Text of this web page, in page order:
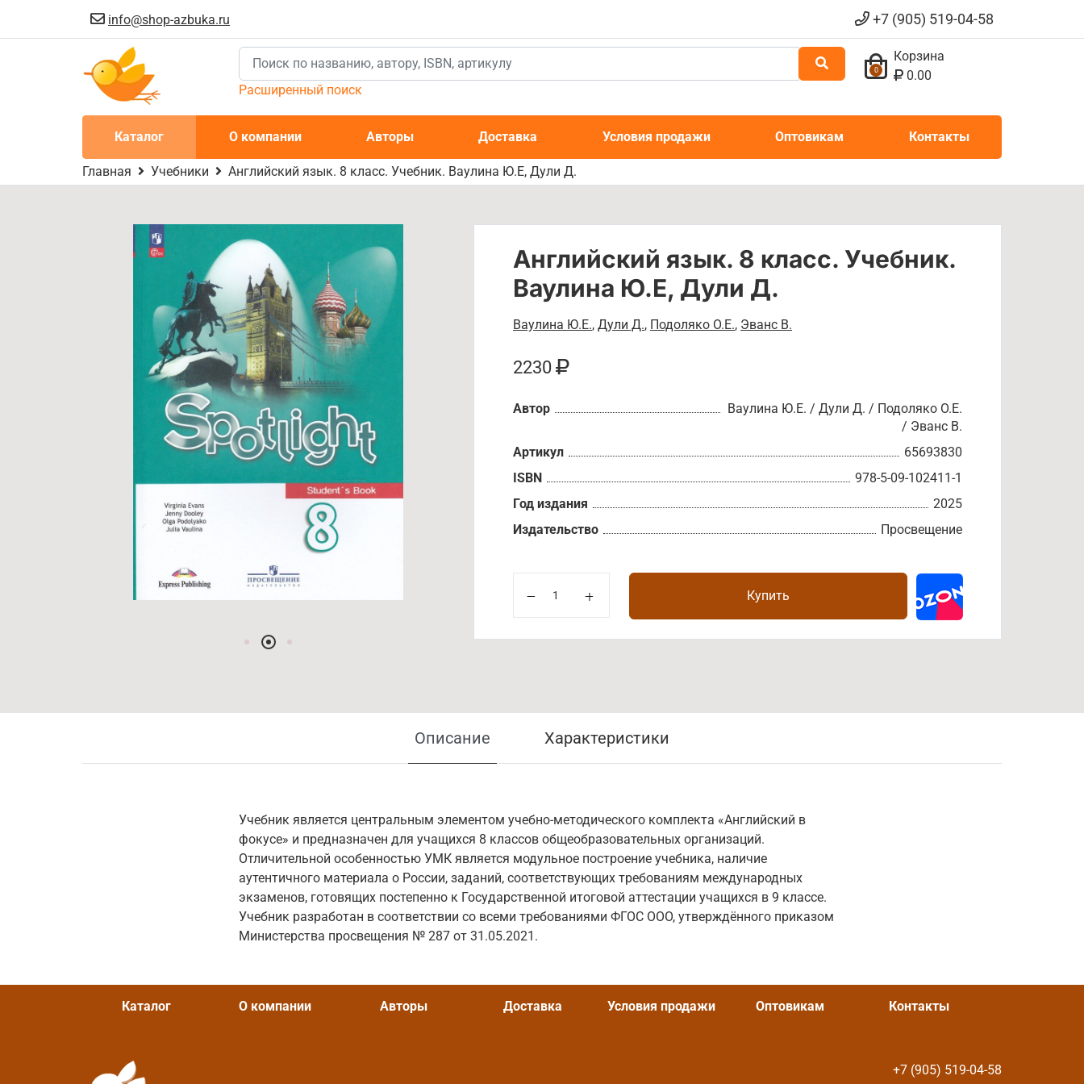
info@shop-azbuka.ru +7 (905) 519-04-58
Расширенный поиск
0
Корзина
0.00
Каталог О компании Авторы Доставка Условия продажи Оптовикам Контакты
Главная Учебники Английский язык. 8 класс. Учебник. Ваулина Ю.Е, Дули Д.
Английский язык. 8 класс. Учебник.
Ваулина Ю.Е, Дули Д.
Ваулина Ю.Е., Дули Д., Подоляко О.Е., Эванс В.
2230
Автор
Ваулина Ю.Е. / Дули Д. / Подоляко О.Е.
/ Эванс В.
Артикул
65693830
ISBN
978-5-09-102411-1
Год издания
2025
Издательство
Просвещение
Купить
Описание Характеристики
Учебник является центральным элементом учебно-методического комплекта «Английский в
фокусе» и предназначен для учащихся 8 классов общеобразовательных организаций.
Отличительной особенностью УМК является модульное построение учебника, наличие
аутентичного материала о России, заданий, соответствующих требованиям международных
экзаменов, готовящих постепенно к Государственной итоговой аттестации учащихся в 9 классе.
Учебник разработан в соответствии со всеми требованиями ФГОС ООО, утверждённого приказом
Министерства просвещения № 287 от 31.05.2021.
Каталог О компании Авторы Доставка Условия продажи Оптовикам Контакты
+7 (905) 519-04-58